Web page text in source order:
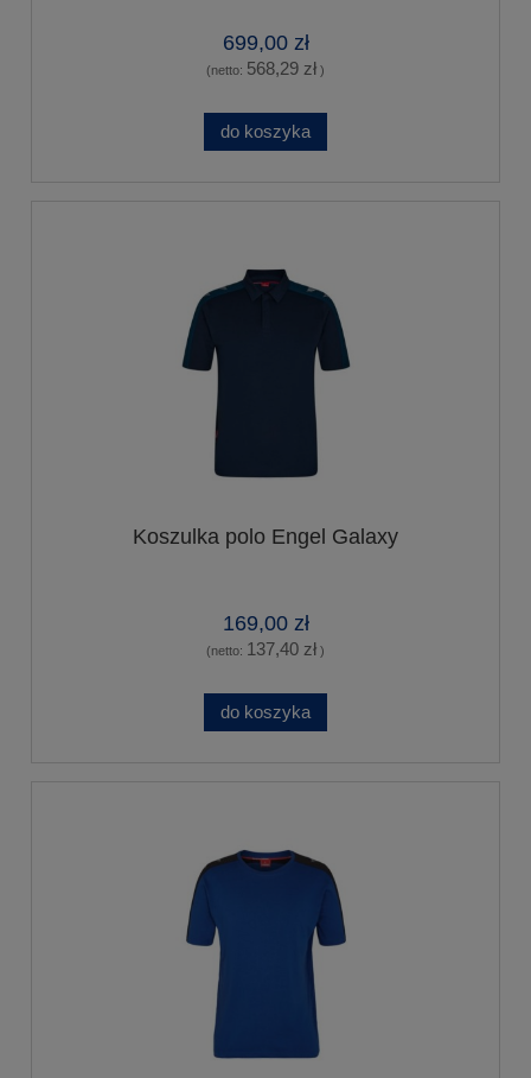
699,00 zł
(netto: 568,29 zł )
do koszyka
Koszulka polo Engel Galaxy
169,00 zł
(netto: 137,40 zł )
do koszyka